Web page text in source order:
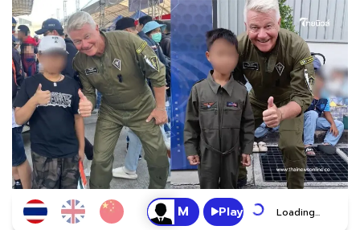
Play Loading...